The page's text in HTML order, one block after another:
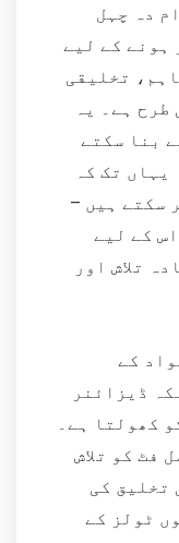
دہ چہل
ہونے کے لیے
تخلیقی
طرح ہے۔ یہ
بنا سکتے
یہاں تک کہ
سکتے ہیں –
کے لیے
تلاش اور
کے
ڈیزائنر
کھولتا ہے۔
فٹ کو تلاش
تخلیق کی
ٹولز کے